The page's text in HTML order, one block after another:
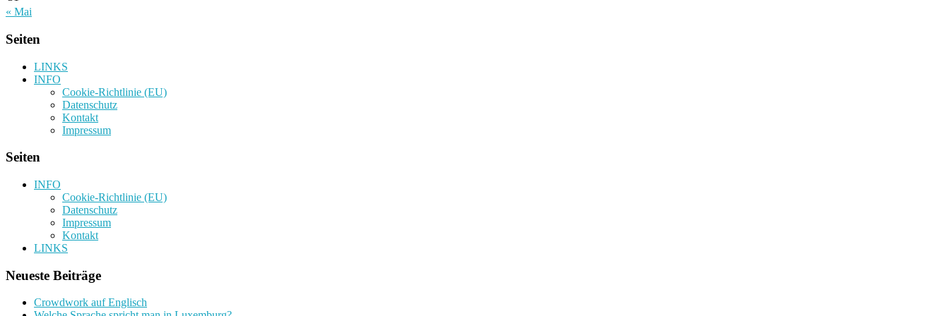
« Mai
Seiten
LINKS
INFO
Cookie-Richtlinie (EU)
Datenschutz
Kontakt
Impressum
Seiten
INFO
Cookie-Richtlinie (EU)
Datenschutz
Impressum
Kontakt
LINKS
Neueste Beiträge
Crowdwork auf Englisch